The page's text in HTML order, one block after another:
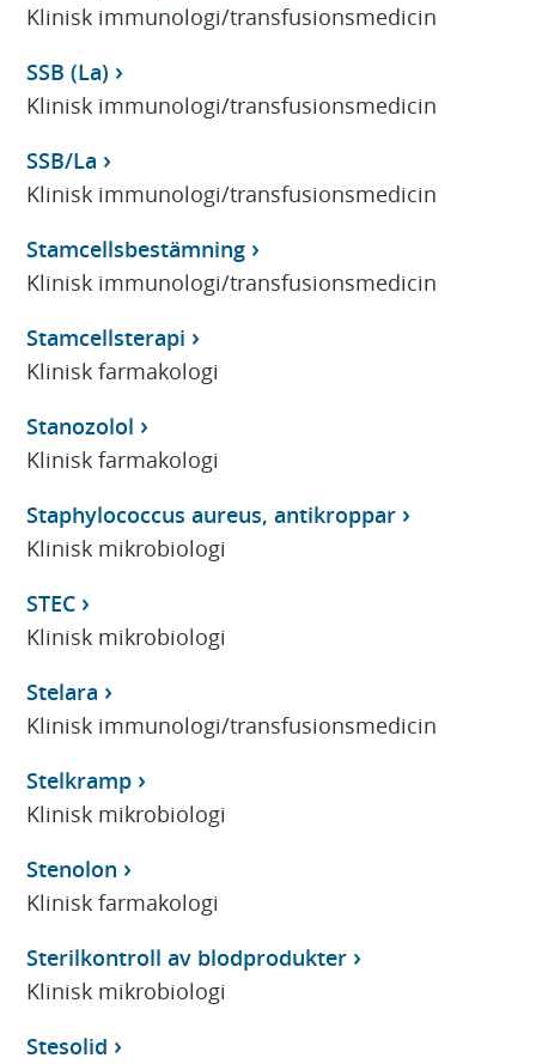
Klinisk immunologi/transfusionsmedicin
SSB (La)
Klinisk immunologi/transfusionsmedicin
SSB/La
Klinisk immunologi/transfusionsmedicin
Stamcellsbestämning
Klinisk immunologi/transfusionsmedicin
Stamcellsterapi
Klinisk farmakologi
Stanozolol
Klinisk farmakologi
Staphylococcus aureus, antikroppar
Klinisk mikrobiologi
STEC
Klinisk mikrobiologi
Stelara
Klinisk immunologi/transfusionsmedicin
Stelkramp
Klinisk mikrobiologi
Stenolon
Klinisk farmakologi
Sterilkontroll av blodprodukter
Klinisk mikrobiologi
Stesolid